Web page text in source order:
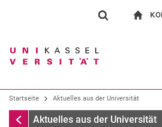
Suchen
Kontakt für
Startseite Aktuelles aus der Universität
Startseite
Aktuelles aus der Universität